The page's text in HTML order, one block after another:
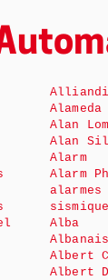
Alliandi
Alameda
Alan
Alan
Alarm
Alarm
alarmes
Alba
Albanais
Albert
Albert